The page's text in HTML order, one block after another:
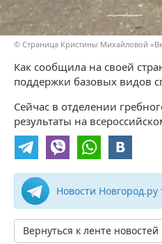
© Страница Кристины Михайловой
Как сообщила на своей
поддержки базовых видов
Сейчас в отделении
результаты на
Новости
Вернуться к ленте новостей